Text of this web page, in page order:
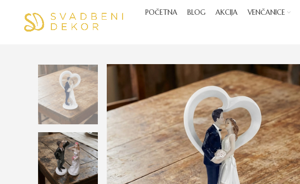
POČETNA BLOG AKCIJA VENČANICE